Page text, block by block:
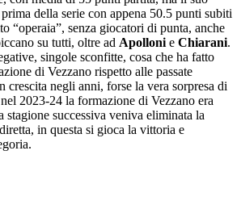
della serie con appena 50.5 punti subiti
“operaia”, senza giocatori di punta, anche
su tutti, oltre ad Apolloni e Chiarani.
singole sconfitte, cosa che ha fatto
di Vezzano rispetto alle passate
crescita negli anni, forse la vera sorpresa di
2023-24 la formazione di Vezzano era
successiva veniva eliminata la
in questa si gioca la vittoria e